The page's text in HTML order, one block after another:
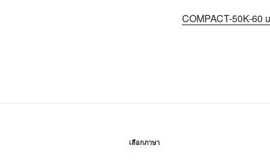
COMPACT-50K-60
เลือกภาษา